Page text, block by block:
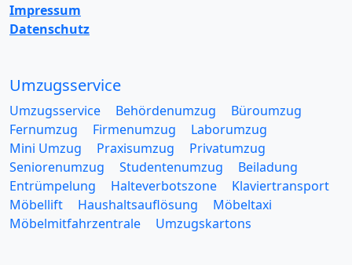
Impressum
Datenschutz
Umzugsservice
Umzugsservice Behördenumzug
Büroumzug
Fernumzug
Firmenumzug
Laborumzug
Mini Umzug
Praxisumzug
Privatumzug
Seniorenumzug
Studentenumzug
Beiladung
Entrümpelung
Halteverbotszone
Klaviertransport
Möbellift
Haushaltsauflösung
Möbeltaxi
Möbelmitfahrzentrale
Umzugskartons